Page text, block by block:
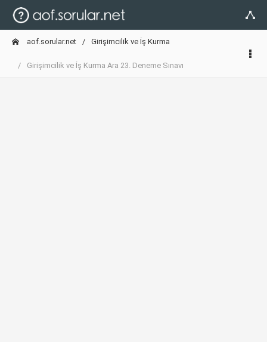
aof.sorular.net Girişimcilik ve İş Kurma
Girişimcilik ve İş Kurma Ara 23. Deneme Sınavı